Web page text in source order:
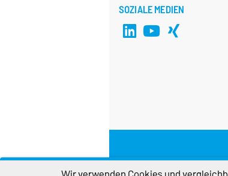
SOZIALE MEDIEN